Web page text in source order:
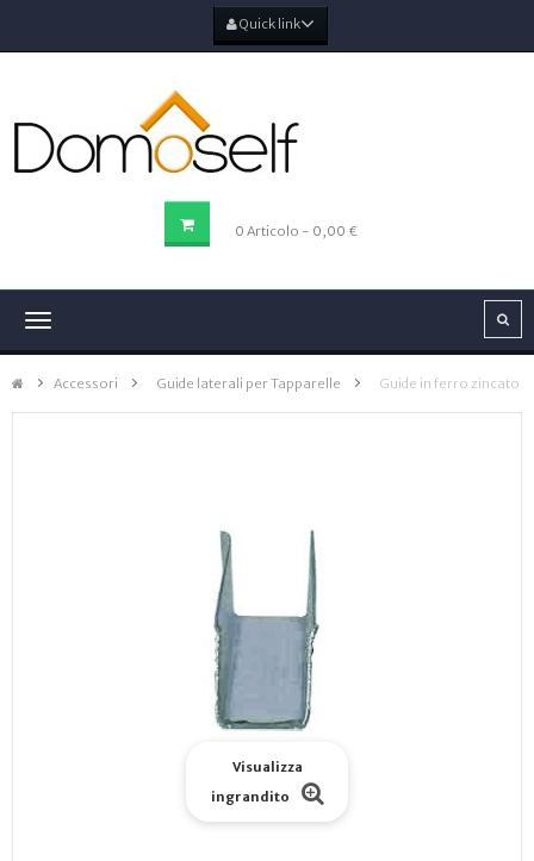
Quick link
0 Articolo - 0,00 €
Navigazione
Accessori > Guide laterali per Tapparelle > Guide in ferro zincato
Visualizza
ingrandito